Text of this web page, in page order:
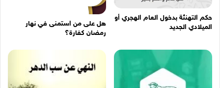
حكم التهنئة بدخول العام الهجري أو
الميلادي الجديد
هل على من استمنى في نهار
رمضان كفارة؟